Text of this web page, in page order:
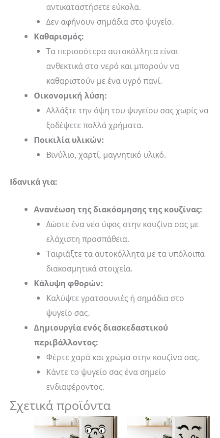
αντικαταστήσετε εύκολα.
Δεν αφήνουν σημάδια στο ψυγείο.
Καθαρισμός:
Τα περισσότερα αυτοκόλλητα είναι
ανθεκτικά στο νερό και μπορούν να
καθαριστούν με ένα υγρό πανί.
Οικονομική λύση:
Αλλάξτε την όψη του ψυγείου σας χωρίς να
ξοδέψετε πολλά χρήματα.
Ποικιλία υλικών:
Βινύλιο, χαρτί, μαγνητικό υλικό.
Ιδανικά για:
Ανανέωση της διακόσμησης της κουζίνας:
Δώστε ένα νέο ύφος στην κουζίνα σας με
ελάχιστη προσπάθεια.
Ταιριάξτε τα αυτοκόλλητα με τα υπόλοιπα
διακοσμητικά στοιχεία.
Κάλυψη φθορών:
Καλύψτε γρατσουνιές ή σημάδια στο
ψυγείο σας.
Δημιουργία ενός διασκεδαστικού
περιβάλλοντος:
Φέρτε χαρά και χρώμα στην κουζίνα σας.
Κάντε το ψυγείο σας ένα σημείο
ενδιαφέροντος.
Σχετικά προϊόντα